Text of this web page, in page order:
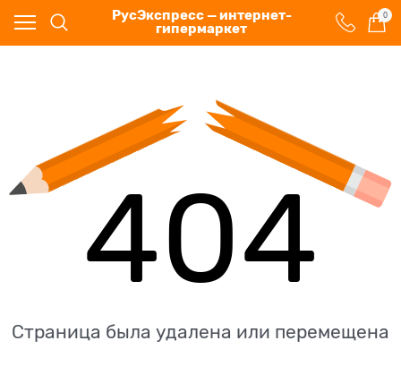
РусЭкспресс — интернет-
гипермаркет
0
404
Страница была удалена или перемещена